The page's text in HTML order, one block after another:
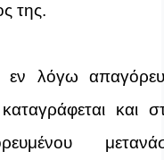
της.
εν λόγω
και